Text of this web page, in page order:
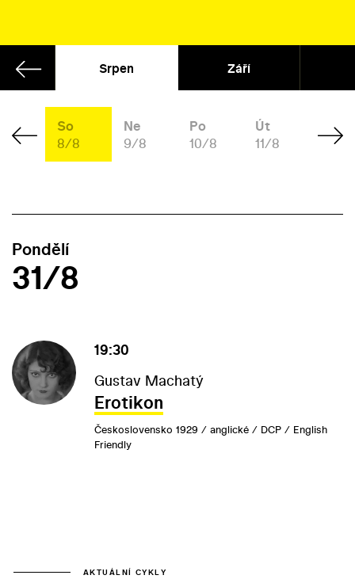
Srpen Září
8
So
8/8
Ne
9/8
Po
10/8
Út
11/8
St
12/8
Pondělí
31/8
19:30
Gustav Machatý
Erotikon
Československo 1929 / anglické / DCP / English
Friendly
AKTUÁLNÍ CYKLY